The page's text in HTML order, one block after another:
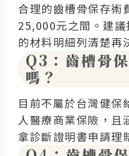
合理的齒槽骨保存術
25,000元之間。建
的材料明細列清楚再
Q3：齒槽骨
嗎？
目前不屬於台灣健保
人醫療商業保險，且
拿診斷證明書申請理